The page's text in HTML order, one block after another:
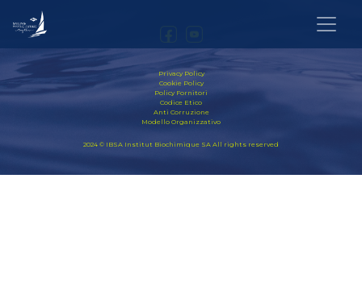
Privacy Policy
Cookie Policy
Policy Fornitori
Codice Etico
Anti Corruzione
Modello Organizzativo
2024 © IBSA Institut Biochimique SA All rights reserved